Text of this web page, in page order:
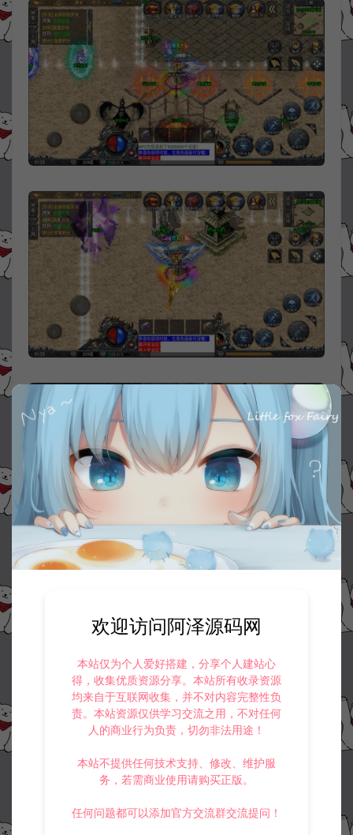
欢迎访问阿泽源码网
本站仅为个人爱好搭建，分享个人建站心
得，收集优质资源分享。本站所有收录资源
均来自于互联网收集，并不对内容完整性负
责。本站资源仅供学习交流之用，不对任何
人的商业行为负责，切勿非法用途！
本站不提供任何技术支持、修改、维护服
务，若需商业使用请购买正版。
任何问题都可以添加官方交流群交流提问！